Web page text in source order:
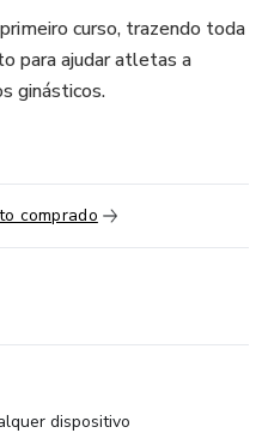
curso, trazendo toda
para ajudar atletas a
ginásticos.
comprado
dispositivo